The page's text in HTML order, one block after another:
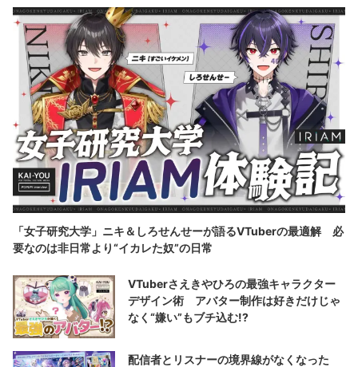
「女子研究大学」ニキ＆しろせんせーが語るVTuberの最適解 必
要なのは非日常より“イカレた奴”の日常
VTuberさえきやひろの最強キャラクター
デザイン術 アバター制作は好きだけじゃ
なく“嫌い”もブチ込む!?
配信者とリスナーの境界線がなくなった